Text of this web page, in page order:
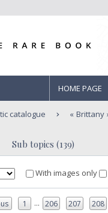
HOME PAGE
catalogue Brittany
Sub topics (139)
With images only
1 ... 206 207 208